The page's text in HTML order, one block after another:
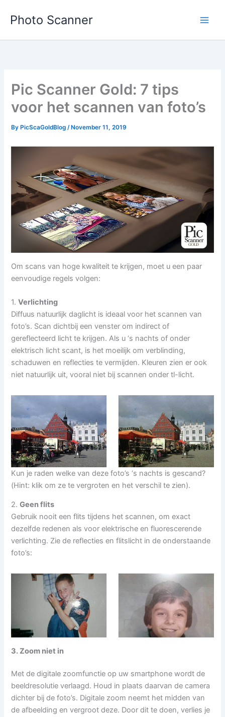
Photo Scanner
Pic Scanner Gold: 7 tips
voor het scannen van foto’s
By PicScaGoldBlog/ November 11, 2019
Om scans van hoge kwaliteit te krijgen, moet u een paar
eenvoudige regels volgen:
1.Verlichting
Diffuus natuurlijk daglicht is ideaal voor het scannen van
foto’s. Scan dichtbij een venster om indirect of
gereflecteerd licht te krijgen. Als u ‘s nachts of onder
elektrisch licht scant, is het moeilijk om verblinding,
schaduwen en reflecties te vermijden. Kleuren zien er ook
niet natuurlijk uit, vooral niet bij scannen onder tl-licht.
Kun je raden welke van deze foto’s ‘s nachts is gescand?
(Hint: klik om ze te vergroten en het verschil te zien).
2.Geen flits
Gebruik nooit een flits tijdens het scannen, om exact
dezelfde redenen als voor elektrische en fluorescerende
verlichting. Zie de reflecties en flitslicht in de onderstaande
foto’s:
3. Zoom niet in
Met de digitale zoomfunctie op uw smartphone wordt de
beeldresolutie verlaagd. Houd in plaats daarvan de camera
dichter bij de foto’s. Digitale zoom neemt het midden van
de afbeelding en vergroot deze. Door dit te doen, verlies je